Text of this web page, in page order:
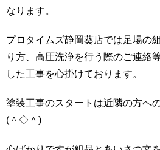
なります。
プロタイムズ静岡葵店では足場の
り方、高圧洗浄を行う際のご連絡
した工事を心掛けております。
塗装工事のスタートは近隣の方へ
(＾◇＾)